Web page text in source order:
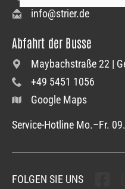
info@strier.de
Abfahrt der Busse
Maybachstraße 22 |
+49 5451 1056
Google Maps
Service-Hotline Mo.–Fr.
FOLGEN SIE UNS